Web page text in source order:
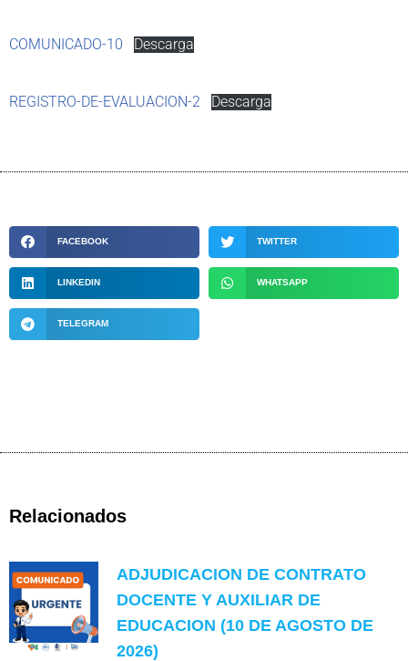
COMUNICADO-10 Descarga
REGISTRO-DE-EVALUACION-2 Descarga
FACEBOOK TWITTER
LINKEDIN WHATSAPP
TELEGRAM
Relacionados
ADJUDICACION DE CONTRATO
DOCENTE Y AUXILIAR DE
EDUCACION (10 DE AGOSTO DE
2026)